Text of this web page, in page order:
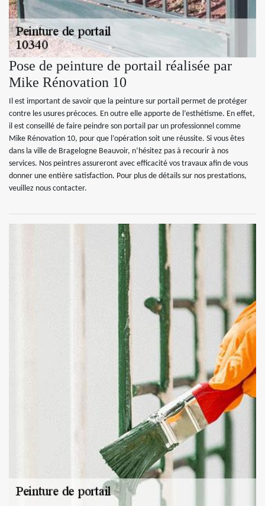
Pose de peinture de portail réalisée par
Mike Rénovation 10
Il est important de savoir que la peinture sur portail permet de protéger
contre les usures précoces. En outre elle apporte de l’esthétisme. En effet,
il est conseillé de faire peindre son portail par un professionnel comme
Mike Rénovation 10, pour que l’opération soit une réussite. Si vous êtes
dans la ville de Bragelogne Beauvoir, n’hésitez pas à recourir à nos
services. Nos peintres assureront avec efficacité vos travaux afin de vous
donner une entière satisfaction. Pour plus de détails sur nos prestations,
veuillez nous contacter.